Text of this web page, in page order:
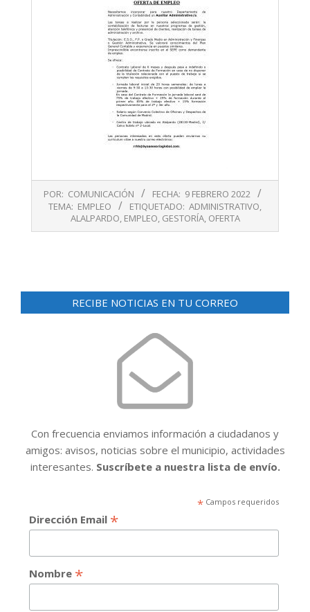
02-
POR: COMUNICACIÓN FECHA: 9 FEBRERO 2022
TEMA: EMPLEO ETIQUETADO: ADMINISTRATIVO,
ALALPARDO, EMPLEO, GESTORÍA, OFERTA
RECIBE NOTICIAS EN TU CORREO
Con frecuencia enviamos información a ciudadanos y
amigos: avisos, noticias sobre el municipio, actividades
interesantes. Suscríbete a nuestra lista de envío.
*Campos requeridos
Dirección Email *
Nombre *